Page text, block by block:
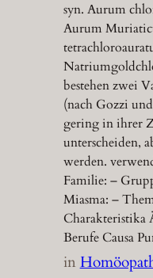
syn. Aurum
Aurum
bestehen zwei
(nach Gozzi
gering in ihrer
unterscheiden,
werden.
Familie: –
Miasma: –
Charakteristika
Berufe Causa
in